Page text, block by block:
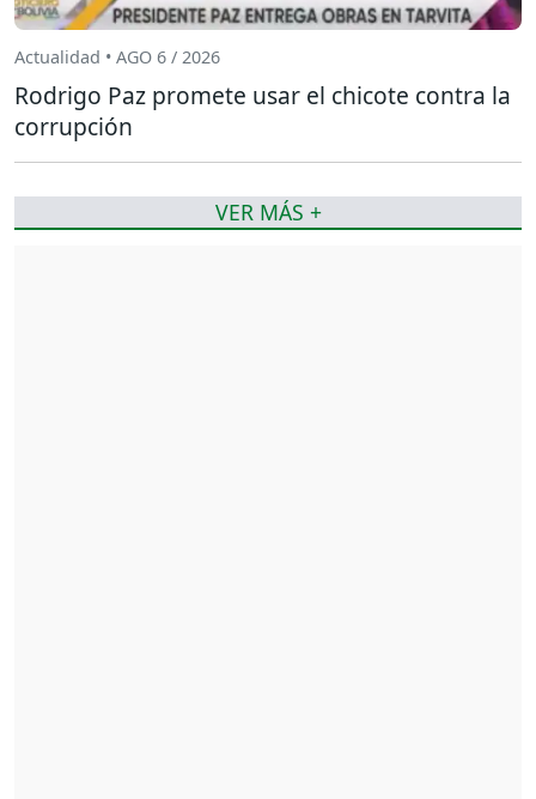
Actualidad • AGO 6 / 2026
Rodrigo Paz promete usar el chicote contra la
corrupción
VER MÁS +